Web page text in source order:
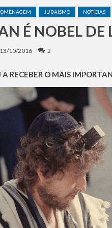
Irã Bloqueia Acesso
O escudo da Seleção
Equipes de socorro das
JUDAÍSMO NOTÍCIAS
É NOBEL DE
13/10/2016 2
A RECEBER O MAIS